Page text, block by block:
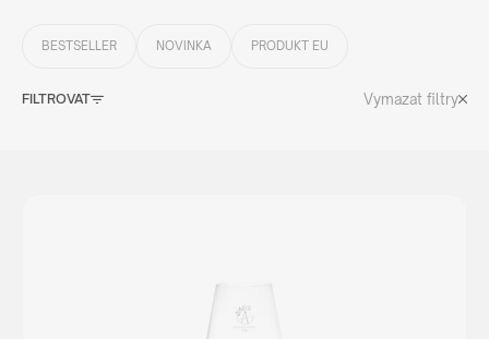
BESTSELLER NOVINKA PRODUKT EU
Vymazat filtry
FILTROVAT